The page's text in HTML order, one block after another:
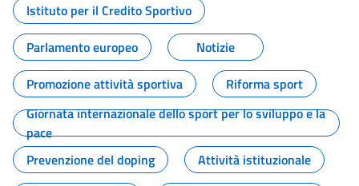
Istituto per il Credito Sportivo
Parlamento europeo
Notizie
Promozione attività sportiva
Riforma sport
Giornata internazionale dello sport per lo sviluppo e la
pace
Prevenzione del doping
Attività istituzionale